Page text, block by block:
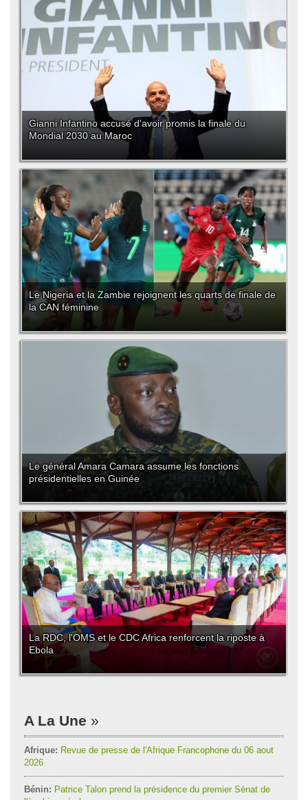
Gianni Infantino accusé d'avoir promis la finale du
Mondial 2030 au Maroc
Le Nigeria et la Zambie rejoignent les quarts de finale de
la CAN féminine
Le général Amara Camara assume les fonctions
présidentielles en Guinée
La RDC, l'OMS et le CDC Africa renforcent la riposte à
Ebola
A La Une
Afrique: Revue de presse de l'Afrique Francophone du 06 aout
2026
Bénin: Patrice Talon prend la présidence du premier Sénat de